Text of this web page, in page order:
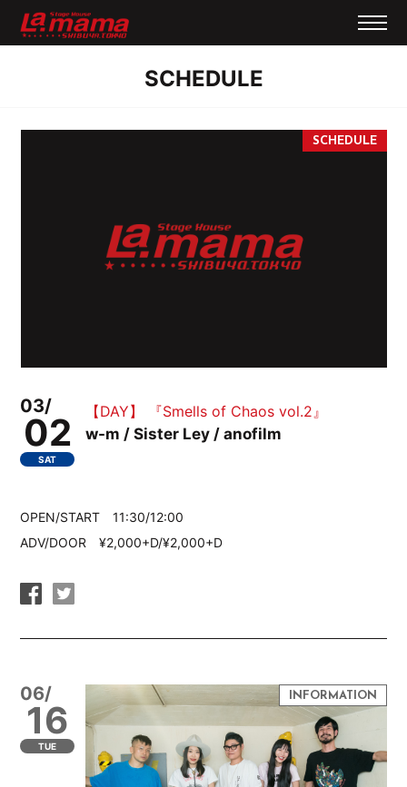
SCHEDULE
03/
02
SAT
【DAY】 『Smells of Chaos vol.2』
w-m / Sister Ley / anofilm
OPEN/START 11:30/12:00
ADV/DOOR ¥2,000+D/¥2,000+D
06/
16
TUE